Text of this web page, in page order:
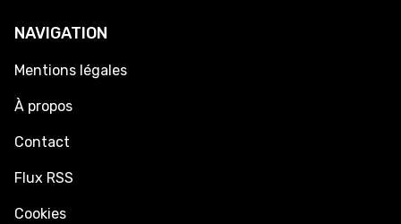
NAVIGATION
Mentions légales
À propos
Contact
Flux RSS
Cookies